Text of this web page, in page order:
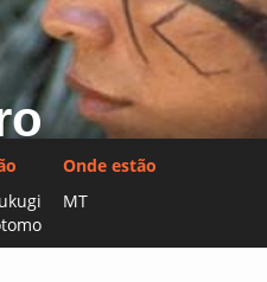
Onde estão
MT